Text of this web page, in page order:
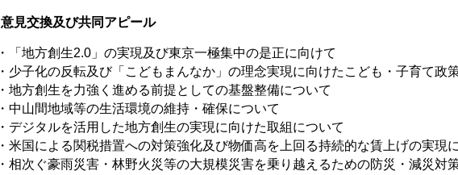
意見交換及び共同アピール
・「地方創生2.0」の実現及び東京一極集中の是正に向けて
・少子化の反転及び「こどもまんなか」の理念実現に向けたこども・子育て政
・地方創生を力強く進める前提としての基盤整備について
・中山間地域等の生活環境の維持・確保について
・デジタルを活用した地方創生の実現に向けた取組について
・米国による関税措置への対策強化及び物価高を上回る持続的な賃上げの実現
・相次ぐ豪雨災害・林野火災等の大規模災害を乗り越えるための防災・減災対